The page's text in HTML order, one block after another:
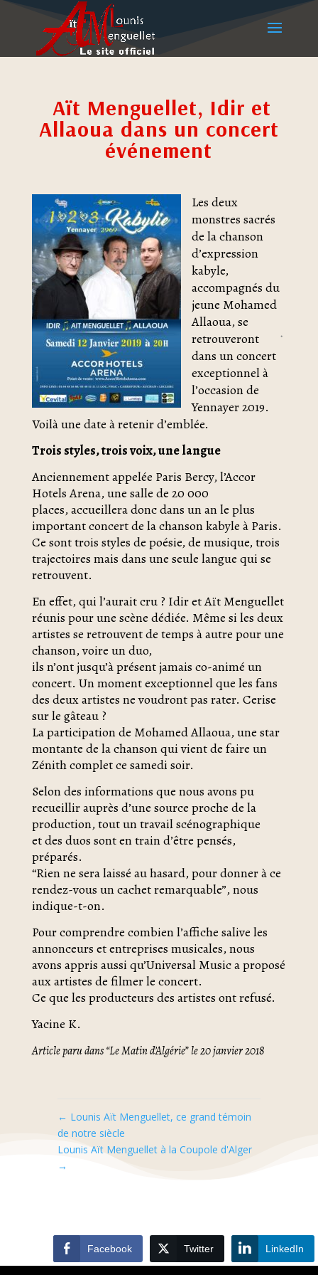
Aït Menguellet, Idir et
Allaoua dans un concert
événement
Les deux
monstres sacrés
de la chanson
d’expression
kabyle,
accompagnés du
jeune Mohamed
Allaoua, se
retrouveront
dans un concert
exceptionnel à
l’occasion de
Yennayer 2019.
Voilà une date à retenir d’emblée.
Trois styles, trois voix, une langue
Anciennement appelée Paris Bercy, l’Accor
Hotels Arena, une salle de 20 000
places, accueillera donc dans un an le plus
important concert de la chanson kabyle à Paris.
Ce sont trois styles de poésie, de musique, trois
trajectoires mais dans une seule langue qui se
retrouvent.
En effet, qui l’aurait cru ? Idir et Aït Menguellet
réunis pour une scène dédiée. Même si les deux
artistes se retrouvent de temps à autre pour une
chanson, voire un duo,
ils n’ont jusqu’à présent jamais co-animé un
concert. Un moment exceptionnel que les fans
des deux artistes ne voudront pas rater. Cerise
sur le gâteau ?
La participation de Mohamed Allaoua, une star
montante de la chanson qui vient de faire un
Zénith complet ce samedi soir.
Selon des informations que nous avons pu
recueillir auprès d’une source proche de la
production, tout un travail scénographique
et des duos sont en train d’être pensés,
préparés.
“Rien ne sera laissé au hasard, pour donner à ce
rendez-vous un cachet remarquable”, nous
indique-t-on.
Pour comprendre combien l’affiche salive les
annonceurs et entreprises musicales, nous
avons appris aussi qu’Universal Music a proposé
aux artistes de filmer le concert.
Ce que les producteurs des artistes ont refusé.
Yacine K.
Article paru dans “Le Matin d’Algérie” le 20 janvier 2018
← Lounis Aït Menguellet, ce grand témoin
de notre siècle
Lounis Aït Menguellet à la Coupole d'Alger
→
Facebook Twitter LinkedIn